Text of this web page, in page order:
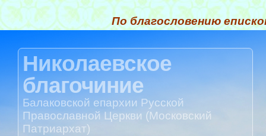
По благословению
Николаевское
благочиние
Балаковской епархии Русской
Православной Церкви (Московский
Патриархат)